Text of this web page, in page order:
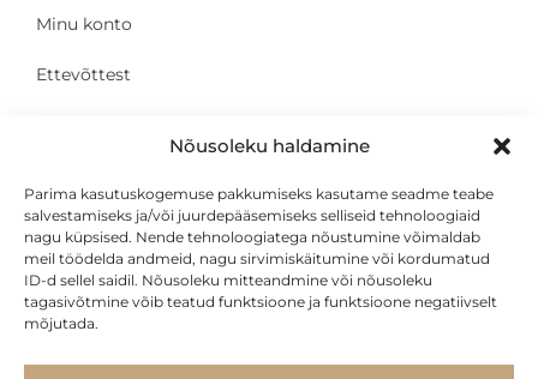
Nõusoleku haldamine
Parima kasutuskogemuse pakkumiseks kasutame seadme teabe
salvestamiseks ja/või juurdepääsemiseks selliseid tehnoloogiaid
nagu küpsised. Nende tehnoloogiatega nõustumine võimaldab
meil töödelda andmeid, nagu sirvimiskäitumine või kordumatud
ID-d sellel saidil. Nõusoleku mitteandmine või nõusoleku
tagasivõtmine võib teatud funktsioone ja funktsioone negatiivselt
mõjutada.
Minu konto
Ettevõttest
KLIENDILE
Privaatsustingimused
Transport